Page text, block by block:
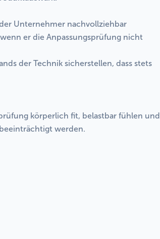
Unternehmer nachvollziehbar
er die Anpassungsprüfung nicht
der Technik sicherstellen, dass stets
körperlich fit, belastbar fühlen und
werden.